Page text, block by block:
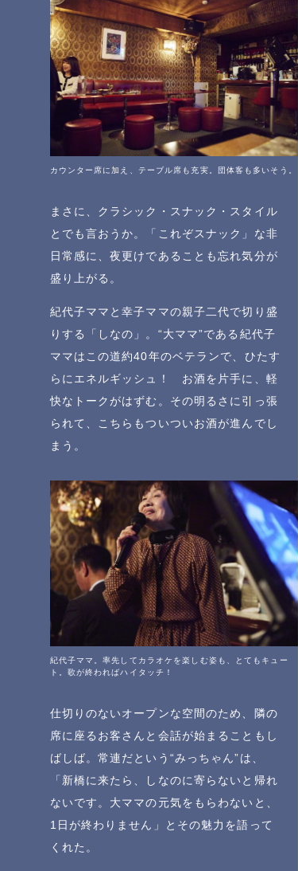
カウンター席に加え、テーブル席も充実。団体客も多いそう。
まさに、クラシック・スナック・スタイル
とでも言おうか。「これぞスナック」な非
日常感に、夜更けであることも忘れ気分が
盛り上がる。
紀代子ママと幸子ママの親子二代で切り盛
りする「しなの」。“大ママ”である紀代子
ママはこの道約40年のベテランで、ひたす
らにエネルギッシュ！ お酒を片手に、軽
快なトークがはずむ。その明るさに引っ張
られて、こちらもついついお酒が進んでし
まう。
紀代子ママ。率先してカラオケを楽しむ姿も、とてもキュー
ト。歌が終わればハイタッチ！
仕切りのないオープンな空間のため、隣の
席に座るお客さんと会話が始まることもし
ばしば。常連だという“みっちゃん”は、
「新橋に来たら、しなのに寄らないと帰れ
ないです。大ママの元気をもらわないと、
1日が終わりません」とその魅力を語って
くれた。